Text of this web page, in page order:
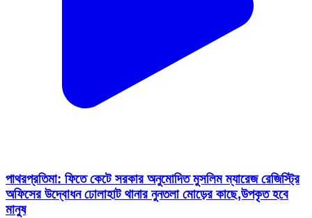
পাথরপ্রতিমা: ফিতে কেটে সরকার অনুমোদিত মুসলিম ম্যারেজ রেজিস্ট্রি
অফিসের উদ্বোধন ঢোলাহাট থানার নুনতলা মোড়ের কাছে,উপকৃত হবে
মানুষ